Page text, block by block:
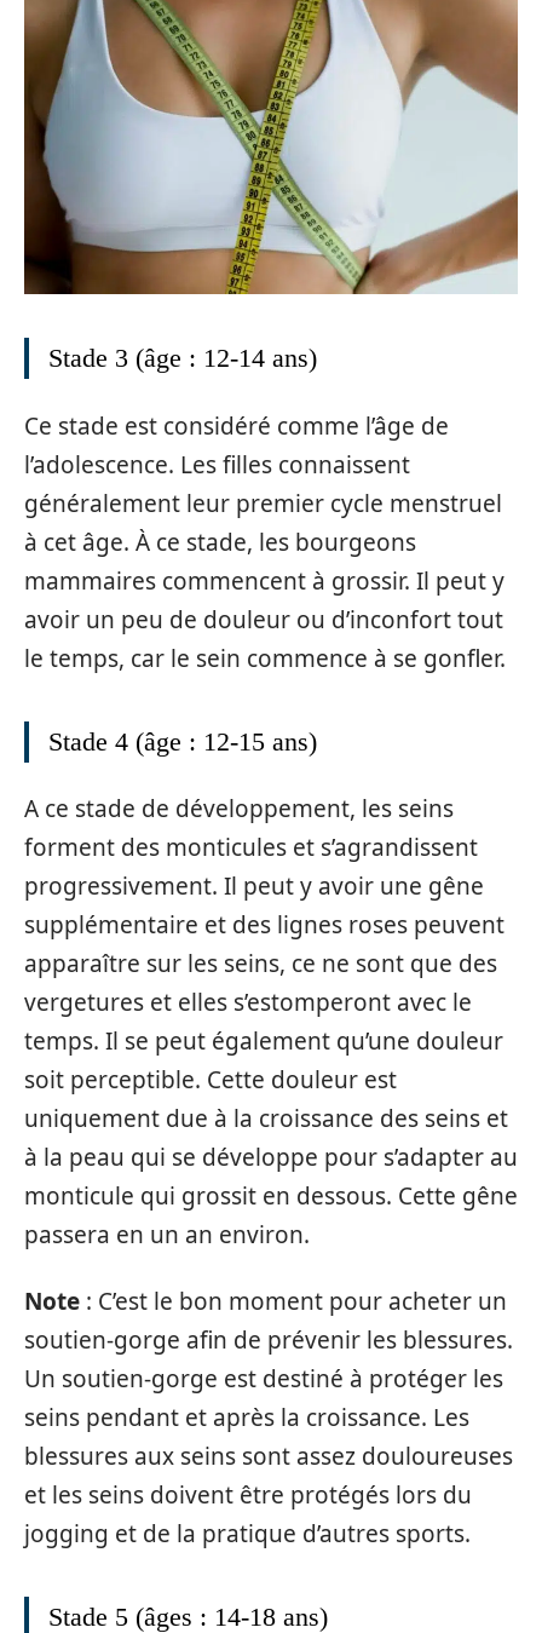
Stade 3 (âge : 12-14 ans)
Ce stade est considéré comme l’âge de
l’adolescence. Les filles connaissent
généralement leur premier cycle menstruel
à cet âge. À ce stade, les bourgeons
mammaires commencent à grossir. Il peut y
avoir un peu de douleur ou d’inconfort tout
le temps, car le sein commence à se gonfler.
Stade 4 (âge : 12-15 ans)
A ce stade de développement, les seins
forment des monticules et s’agrandissent
progressivement. Il peut y avoir une gêne
supplémentaire et des lignes roses peuvent
apparaître sur les seins, ce ne sont que des
vergetures et elles s’estomperont avec le
temps. Il se peut également qu’une douleur
soit perceptible. Cette douleur est
uniquement due à la croissance des seins et
à la peau qui se développe pour s’adapter au
monticule qui grossit en dessous. Cette gêne
passera en un an environ.
Note : C’est le bon moment pour acheter un
soutien-gorge afin de prévenir les blessures.
Un soutien-gorge est destiné à protéger les
seins pendant et après la croissance. Les
blessures aux seins sont assez douloureuses
et les seins doivent être protégés lors du
jogging et de la pratique d’autres sports.
Stade 5 (âges : 14-18 ans)